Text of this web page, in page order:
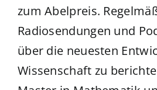
zum Abelpreis.
Radiosendungen und
über die neuesten
Wissenschaft zu